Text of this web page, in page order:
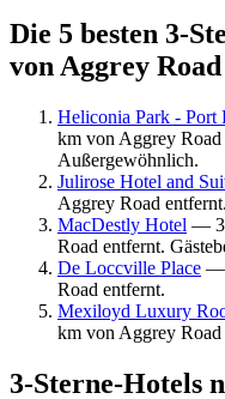
Die 5 besten 3-
von Aggrey
Heliconia Park - Port
km von Aggrey
Außergewöhnlich.
Julirose Hotel and
Aggrey Road
MacDestly Hotel —
Road entfernt.
De Loccville Place —
Road entfernt.
Mexiloyd Luxury
km von Aggrey Road
3-Sterne-Hotels